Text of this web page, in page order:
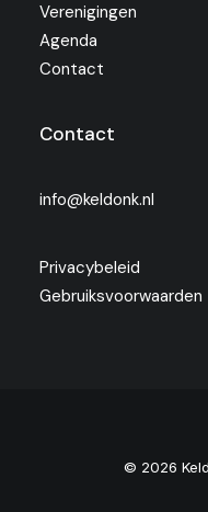
Verenigingen
Agenda
Contact
Contact
info@keldonk.nl
Privacybeleid
Gebruiksvoorwaarden
© 2026